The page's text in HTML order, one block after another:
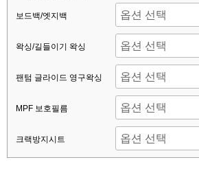
보드백/엣지백
왁싱/길들이기 왁싱
팬텀 글라이드 영구왁싱
MPF 보호필름
크랙방지시트